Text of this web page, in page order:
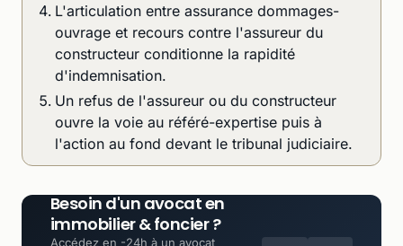
L'articulation entre assurance dommages-
ouvrage et recours contre l'assureur du
constructeur conditionne la rapidité
d'indemnisation.
Un refus de l'assureur ou du constructeur
ouvre la voie au référé-expertise puis à
l'action au fond devant le tribunal judiciaire.
Besoin d'un avocat en
immobilier & foncier ?
Accédez en -24h à un avocat